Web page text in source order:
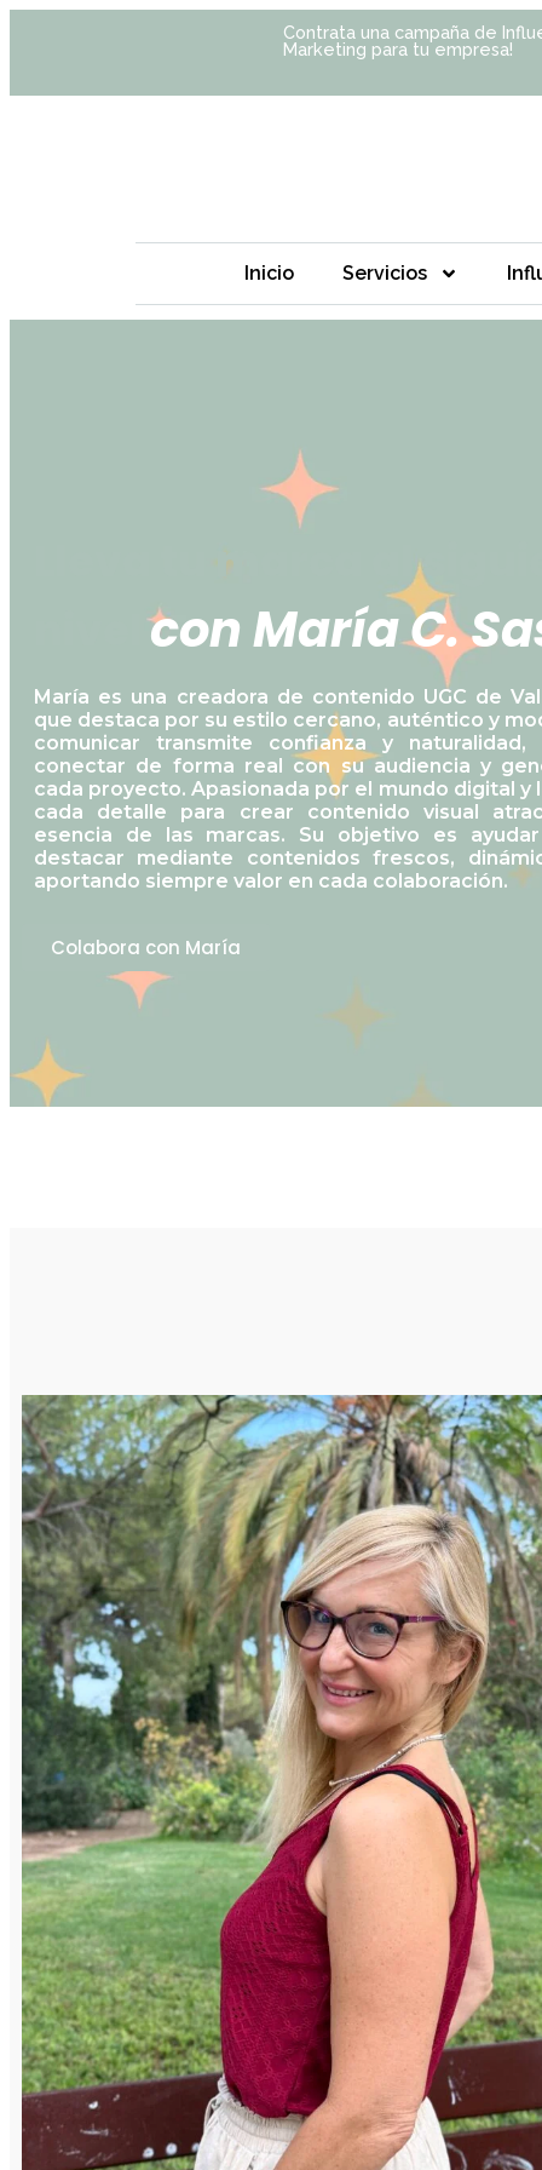
Contrata una campaña de
Marketing para tu empresa!
Inicio Servicios
Lleva tu marca al
conMaríaC.Sa
María es una creadora de contenido UGC de
que destaca por su estilo cercano, auténtico y
comunicar transmite confianza y
conectar de forma real con su audiencia y
cada proyecto. Apasionada por el mundo digital y
cada detalle para crear contenido visual
esencia de las marcas. Su objetivo es
destacar mediante contenidos frescos,
aportando siempre valor en cada colaboración.
Colabora con María